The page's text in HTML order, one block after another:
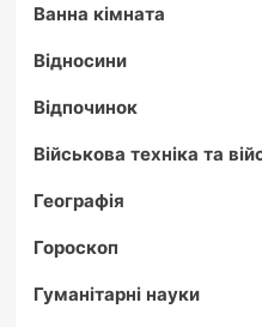
Ванна кімната
Відносини
Відпочинок
Військова техніка та
Географія
Гороскоп
Гуманітарні науки